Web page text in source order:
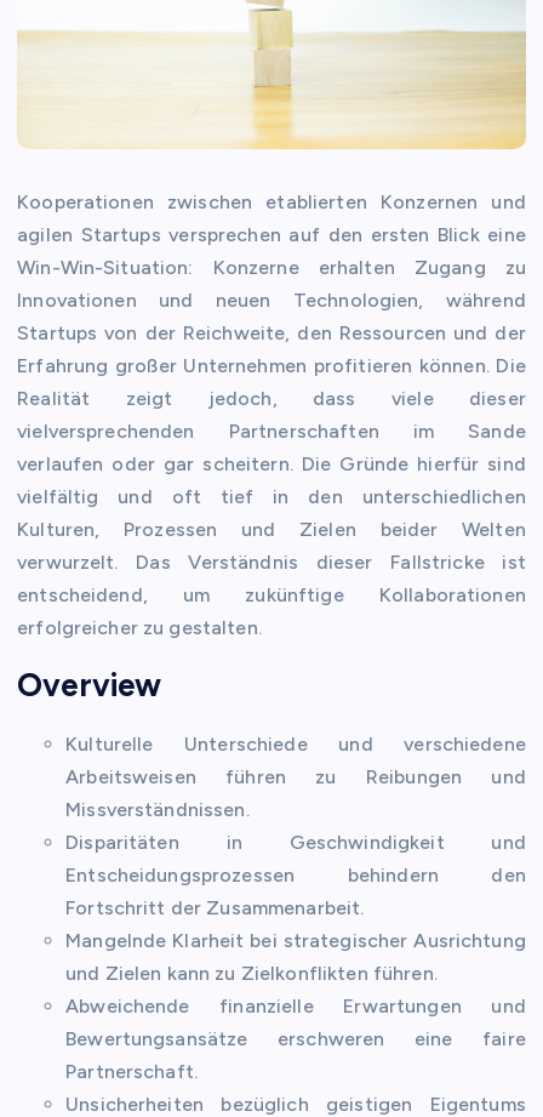
Kooperationen zwischen etablierten Konzernen und
agilen Startups versprechen auf den ersten Blick eine
Win-Win-Situation: Konzerne erhalten Zugang zu
Innovationen und neuen Technologien, während
Startups von der Reichweite, den Ressourcen und der
Erfahrung großer Unternehmen profitieren können. Die
Realität zeigt jedoch, dass viele dieser
vielversprechenden Partnerschaften im Sande
verlaufen oder gar scheitern. Die Gründe hierfür sind
vielfältig und oft tief in den unterschiedlichen
Kulturen, Prozessen und Zielen beider Welten
verwurzelt. Das Verständnis dieser Fallstricke ist
entscheidend, um zukünftige Kollaborationen
erfolgreicher zu gestalten.
Overview
Kulturelle Unterschiede und verschiedene
Arbeitsweisen führen zu Reibungen und
Missverständnissen.
Disparitäten in Geschwindigkeit und
Entscheidungsprozessen behindern den
Fortschritt der Zusammenarbeit.
Mangelnde Klarheit bei strategischer Ausrichtung
und Zielen kann zu Zielkonflikten führen.
Abweichende finanzielle Erwartungen und
Bewertungsansätze erschweren eine faire
Partnerschaft.
Unsicherheiten bezüglich geistigen Eigentums